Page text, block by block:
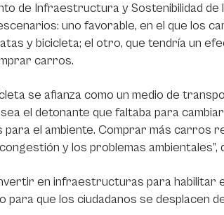
de Infraestructura y Sostenibilidad de
uno favorable, en el que los
y bicicleta; el otro, que tendría un
carros.
se afianza como un medio de
el detonante que faltaba para
el ambiente. Comprar más carros
y los problemas ambientales”,
en infraestructuras para habilitar
que los ciudadanos se desplacen